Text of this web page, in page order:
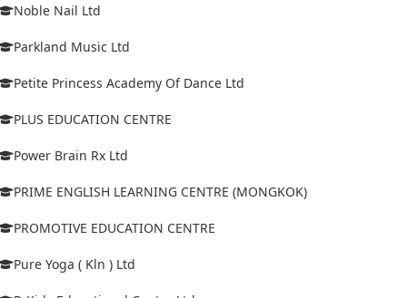
Noble Nail Ltd
Parkland Music Ltd
Petite Princess Academy Of Dance Ltd
PLUS EDUCATION CENTRE
Power Brain Rx Ltd
PRIME ENGLISH LEARNING CENTRE (MONGKOK)
PROMOTIVE EDUCATION CENTRE
Pure Yoga ( Kln ) Ltd